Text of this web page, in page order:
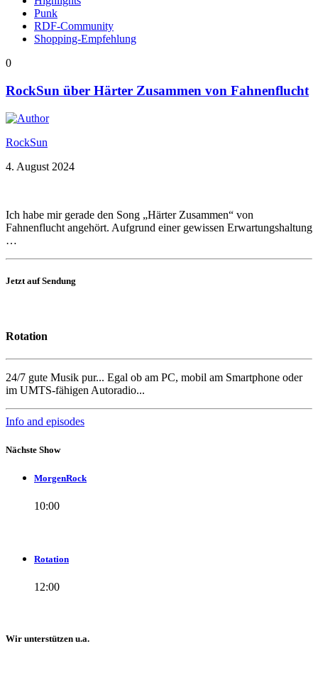
Punk
RDF-Community
Shopping-Empfehlung
0
RockSun über Härter Zusammen von Fahnenflucht
RockSun
4. August 2024
Ich habe mir gerade den Song „Härter Zusammen“ von
Fahnenflucht angehört. Aufgrund einer gewissen Erwartungshaltung
…
Jetzt auf Sendung
Rotation
24/7 gute Musik pur... Egal ob am PC, mobil am Smartphone oder
im UMTS-fähigen Autoradio...
Info and episodes
Nächste Show
MorgenRock
10:00
Rotation
12:00
Wir unterstützen u.a.